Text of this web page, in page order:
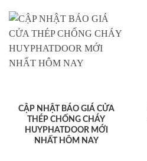
CẬP NHẬT BÁO GIÁ CỬA
THÉP CHỐNG CHÁY
HUYPHATDOOR MỚI
NHẤT HÔM NAY